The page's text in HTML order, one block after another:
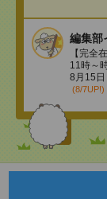
編集部
【完全
11時～
8月15
(8/7UP!)